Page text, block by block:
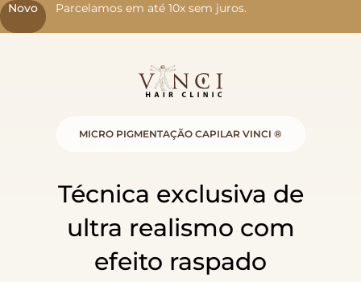
Novo Parcelamos em até 10x sem juros.
MICRO PIGMENTAÇÃO CAPILAR VINCI ®
Técnica exclusiva de
ultra realismo com
efeito raspado